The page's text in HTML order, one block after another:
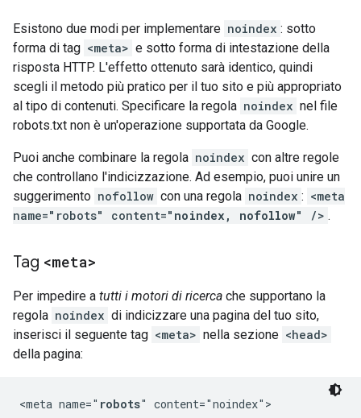
Esistono due modi per implementare noindex : sotto
forma di tag <meta> e sotto forma di intestazione della
risposta HTTP. L'effetto ottenuto sarà identico, quindi
scegli il metodo più pratico per il tuo sito e più appropriato
al tipo di contenuti. Specificare la regola noindex nel file
robots.txt non è un'operazione supportata da Google.
Puoi anche combinare la regola noindex con altre regole
che controllano l'indicizzazione. Ad esempio, puoi unire un
suggerimento nofollow con una regola noindex : <meta
name="robots" content=" noindex, nofollow" /> .
Tag <meta>
Per impedire a tutti i motori di ricerca che supportano la
regola noindex di indicizzare una pagina del tuo sito,
inserisci il seguente tag <meta> nella sezione <head>
della pagina:
<meta name=" robots" content="noindex">